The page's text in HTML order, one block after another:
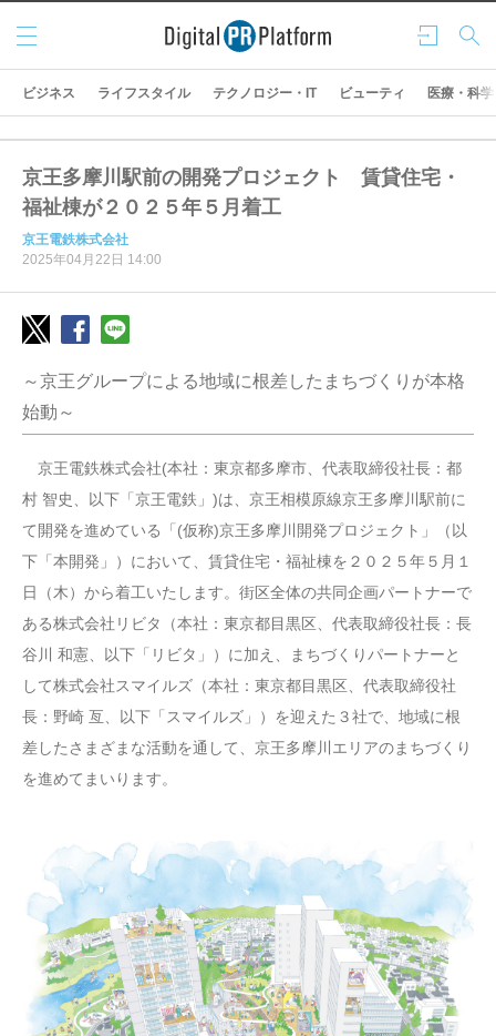
ログ
イン
検索
メニ
ュー
ビジネス ライフスタイル テクノロジー・IT ビューティ 医療・科学
京王多摩川駅前の開発プロジェクト 賃貸住宅・
福祉棟が２０２５年５月着工
京王電鉄株式会社
2025年04月22日 14:00
～京王グループによる地域に根差したまちづくりが本格
始動～
京王電鉄株式会社(本社：東京都多摩市、代表取締役社長：都
村 智史、以下「京王電鉄」)は、京王相模原線京王多摩川駅前に
て開発を進めている「(仮称)京王多摩川開発プロジェクト」（以
下「本開発」）において、賃貸住宅・福祉棟を２０２５年５月１
日（木）から着工いたします。街区全体の共同企画パートナーで
ある株式会社リビタ（本社：東京都目黒区、代表取締役社長：長
谷川 和憲、以下「リビタ」）に加え、まちづくりパートナーと
して株式会社スマイルズ（本社：東京都目黒区、代表取締役社
長：野崎 亙、以下「スマイルズ」）を迎えた３社で、地域に根
差したさまざまな活動を通して、京王多摩川エリアのまちづくり
を進めてまいります。